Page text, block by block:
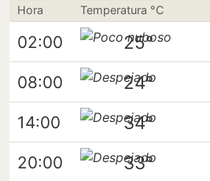
Hora Temperatura °C
02:00 25°
08:00 24°
14:00 34°
20:00 33°